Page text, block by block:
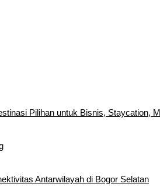
Pilihan untuk Bisnis, Staycation,
Antarwilayah di Bogor Selatan